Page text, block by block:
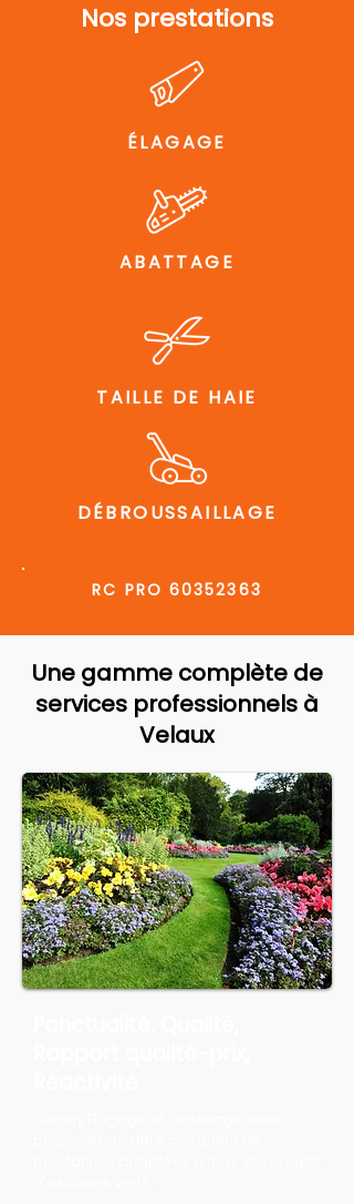
Nos prestations
ÉLAGAGE
ABATTAGE
TAILLE DE HAIE
DÉBROUSSAILLAGE
RC PRO 60352363
Une gamme complète de
services professionnels à
Velaux